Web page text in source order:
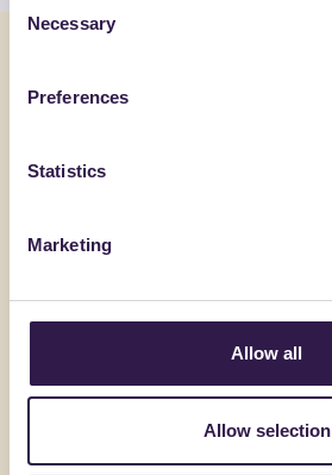
Selection
Necessary
Preferences
Statistics
Marketing
Allow all
Allow selection
AQUILAPREM SRL